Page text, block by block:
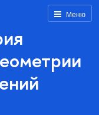
Меню